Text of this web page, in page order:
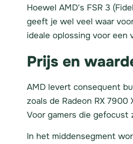
Hoewel AMD's FSR 3
geeft je wel veel waar
ideale oplossing voor een
Prijs en
AMD levert consequent
zoals de Radeon RX 7900
Voor gamers die gefocust
In het middensegment